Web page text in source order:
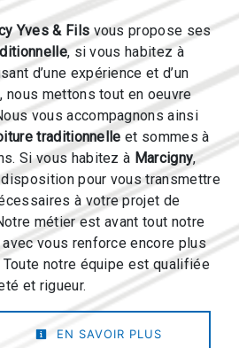
Yves & Fils vous propose ses
, si vous habitez à
d’une expérience et d’un
nous mettons tout en oeuvre
vous accompagnons ainsi
traditionnelle et sommes à
Si vous habitez à Marcigny,
pour vous transmettre
à votre projet de
métier est avant tout notre
vous renforce encore plus
notre équipe est qualifiée
et rigueur.
EN SAVOIR PLUS